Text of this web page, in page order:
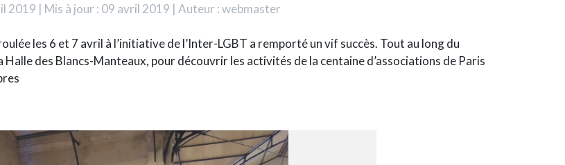
2019 | Mis à jour : 09 avril 2019 | Auteur : webmaster
les 6 et 7 avril à l’initiative de l’Inter-LGBT a remporté un vif succès. Tout au long du
des Blancs-Manteaux, pour découvrir les activités de la centaine d’associations de Paris